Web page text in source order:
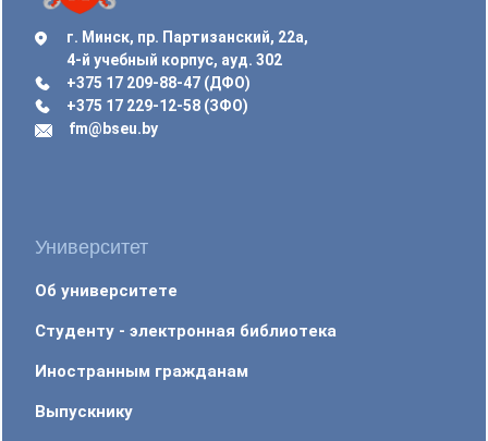
г. Минск, пр. Партизанский, 22а,
4-й учебный корпус, ауд. 302
+375 17 209-88-47 (ДФО)
+375 17 229-12-58 (ЗФО)
fm@bseu.by
Университет
Об университете
Студенту - электронная библиотека
Иностранным гражданам
Выпускнику